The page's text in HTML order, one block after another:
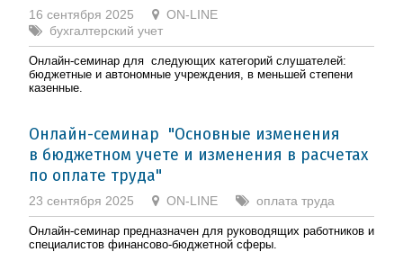
16 сентября 2025
ON-LINE
бухгалтерский учет
Онлайн-семинар для следующих категорий слушателей:
бюджетные и автономные учреждения, в меньшей степени
казенные.
Онлайн-семинар "Основные изменения
в бюджетном учете и изменения в расчетах
по оплате труда"
23 сентября 2025 ON-LINE оплата труда
Онлайн-семинар предназначен для руководящих работников и
специалистов финансово-бюджетной сферы.